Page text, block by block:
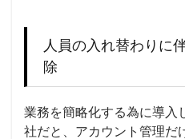
人員の入れ替わりに
除
業務を簡略化する為に導入
社だと、アカウント管理だ